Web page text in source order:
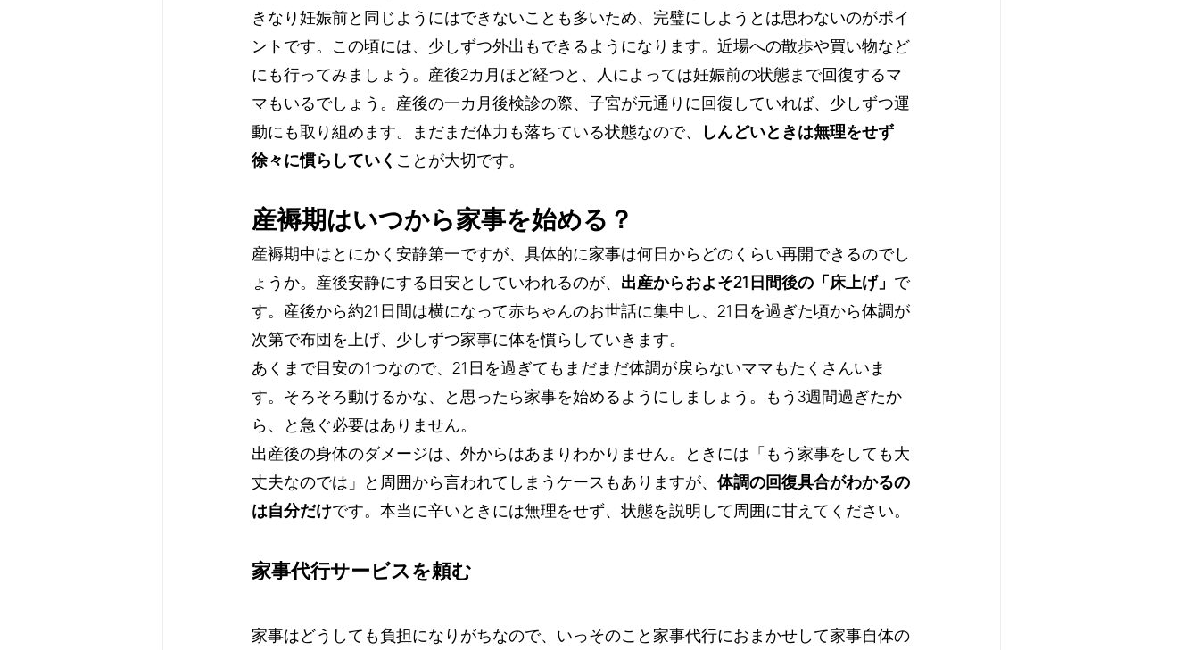
きなり妊娠前と同じようにはできないことも多いため、完璧にしようとは思わないのがポイ
ントです。この頃には、少しずつ外出もできるようになります。近場への散歩や買い物など
にも行ってみましょう。産後2カ月ほど経つと、人によっては妊娠前の状態まで回復するマ
マもいるでしょう。産後の一カ月後検診の際、子宮が元通りに回復していれば、少しずつ運
動にも取り組めます。まだまだ体力も落ちている状態なので、
しんどいときは無理をせず
徐々に慣らしていく ことが大切です。
産褥期はいつから家事を始める？
産褥期中はとにかく安静第一ですが、具体的に家事は何日からどのくらい再開できるのでし
ょうか。産後安静にする目安としていわれるのが、 出産からおよそ21日間後の「床上げ」 で
す。産後から約21日間は横になって赤ちゃんのお世話に集中し、21日を過ぎた頃から体調が
次第で布団を上げ、少しずつ家事に体を慣らしていきます。
あくまで目安の1つなので、21日を過ぎてもまだまだ体調が戻らないママもたくさんいま
す。そろそろ動けるかな、と思ったら家事を始めるようにしましょう。もう3週間過ぎたか
ら、と急ぐ必要はありません。
出産後の身体のダメージは、外からはあまりわかりません。ときには「もう家事をしても大
丈夫なのでは」と周囲から言われてしまうケースもありますが、 体調の回復具合がわかるの
は自分だけです。本当に辛いときには無理をせず、状態を説明して周囲に甘えてください。
家事代行サービスを頼む
家事はどうしても負担になりがちなので、いっそのこと家事代行におまかせして家事自体の